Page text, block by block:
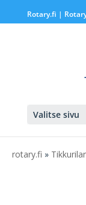
Rotary.fi |
Valitse sivu
rotary.fi »